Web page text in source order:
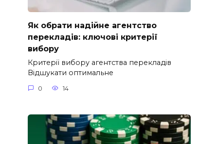
Як обрати надійне агентство
перекладів: ключові критерії
вибору
Критерії вибору агентства перекладів
Відшукати оптимальне
0 14